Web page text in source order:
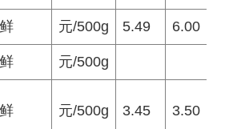
元/500g 5.49 6.00
元/500g
元/500g 3.45 3.50